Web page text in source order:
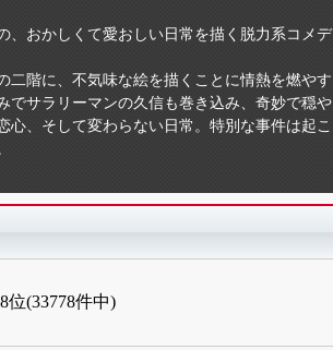
、おかしくて愛おしい日常を描く脱力系コメデ
二階に、不気味な絵を描くことに情熱を燃やす
でサラリーマンの久信も巻き込み、奇妙で穏や
、そして変わらない日常。特別な事件は起こ
位(33778件中)